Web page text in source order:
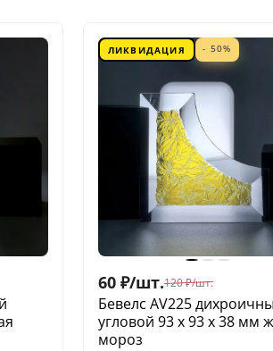
ЛИКВИДАЦИЯ - 50%
60 ₽/шт.120 ₽/шт.
Бевелс AV225
угловой 93 х 93 х 38 мм
мороз